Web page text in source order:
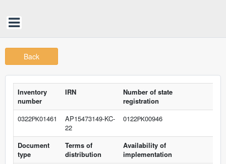
Back
Inventory
number
IRN
Number of state
registration
0322РК01461
AP15473149-KC-
22
0122РК00946
Document
type
Terms of
distribution
Availability of
implementation